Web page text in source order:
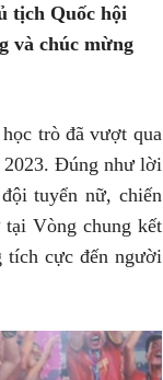
tịch Quốc hội
và chúc mừng
trò đã vượt qua
2023. Đúng như lời
tuyển nữ, chiến
Vòng chung kết
tích cực đến người